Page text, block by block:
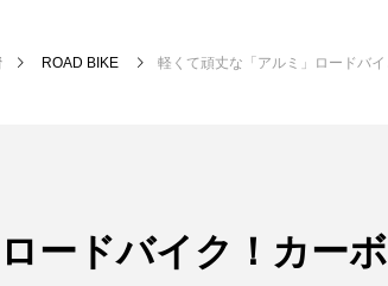
ROAD BIKE 軽くて頑丈な「アルミ」ロードバイク！カーボンに負けていないこれだけの理由
ードバイク！カーボ